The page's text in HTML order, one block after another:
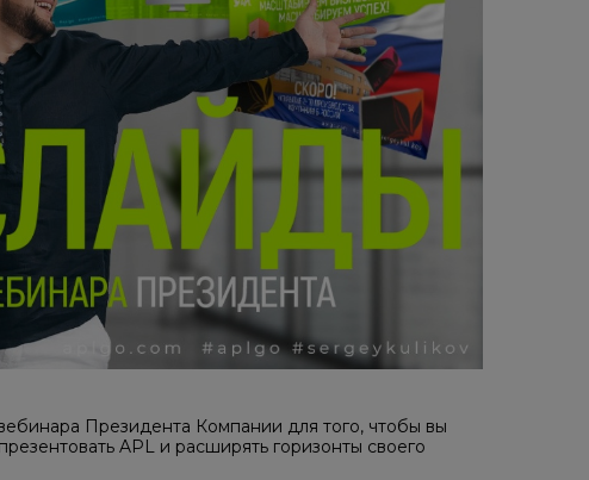
Президента Компании для того, чтобы вы
APL и расширять горизонты своего